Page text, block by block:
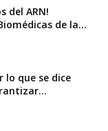
del ARN!
de la...
lo que se dice